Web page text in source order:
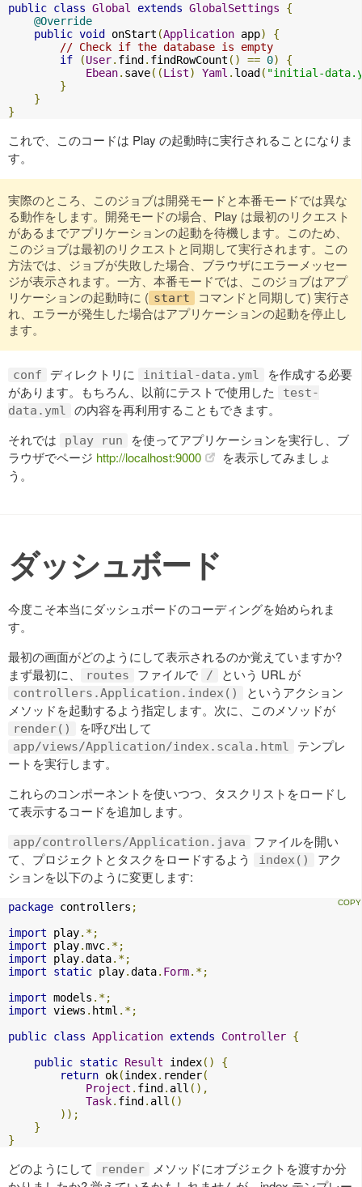
public class Global extends GlobalSettings
{
@Override
public void onStart (Application app)
{
// Check if the database is empty
if
(User. find . findRowCount () == 0)
{
Ebean. save((List) Yaml . load ( "initial-
}
}
}
これで、このコードは Play の起動時に実行されることになりま
す。
実際のところ、このジョブは開発モードと本番モードでは異な
る動作をします。開発モードの場合、Play は最初のリクエスト
があるまでアプリケーションの起動を待機します。このため、
このジョブは最初のリクエストと同期して実行されます。この
方法では、ジョブが失敗した場合、ブラウザにエラーメッセー
ジが表示されます。一方、本番モードでは、このジョブはアプ
リケーションの起動時に ( start
コマンドと同期して) 実行さ
れ、エラーが発生した場合はアプリケーションの起動を停止し
ます。
conf ディレクトリに initial-data.yml
を作成する必要
があります。もちろん、以前にテストで使用した
test-
data.yml
の内容を再利用することもできます。
それでは
play run
を使ってアプリケーションを実行し、ブ
ラウザでページ http://localhost:9000
を表示してみましょ
う。
ダッシュボード
今度こそ本当にダッシュボードのコーディングを始められま
す。
最初の画面がどのようにして表示されるのか覚えていますか?
まず最初に、
routes ファイルで / という URL が
controllers.Application.index()
というアクション
メソッドを起動するよう指定します。次に、このメソッドが
render() を呼び出して
app/views/Application/index.scala.html
テンプレ
ートを実行します。
これらのコンポーネントを使いつつ、タスクリストをロードし
て表示するコードを追加します。
app/controllers/Application.java
ファイルを開い
て、プロジェクトとタスクをロードするよう
index()
アク
ションを以下のように変更します:
package controllers ;
import play.*;
import play.mvc.*;
import play.data.*;
import
static play.data. Form.*;
import models .*;
import views . html .*;
public class Application extends Controller {
public static Result index()
{
return ok(index. render(
Project . find . all (),
Task. find . all ()
));
}
}
どのようにして render
メソッドにオブジェクトを渡すか分